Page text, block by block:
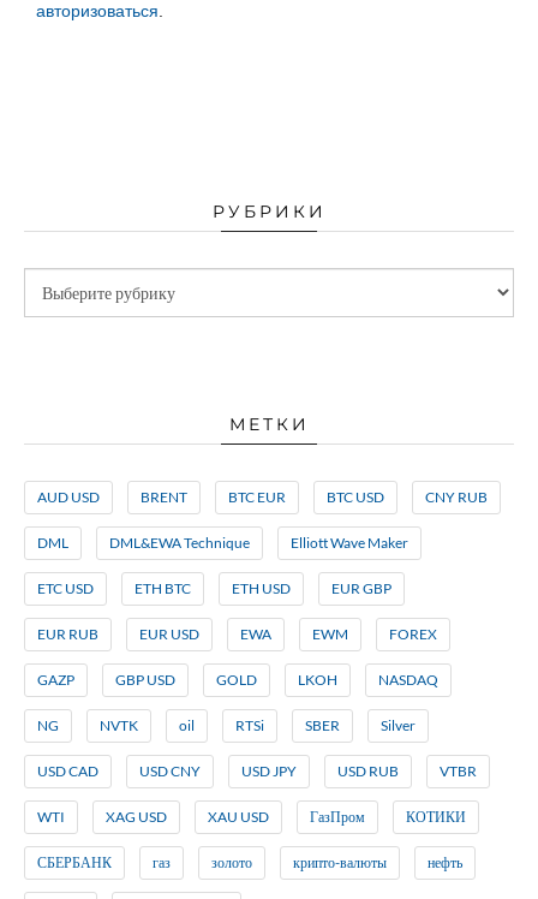
авторизоваться
РУБРИКИ
МЕТКИ
AUD USD BRENT BTC EUR BTC USD CNY RUB
DML DML&EWA Technique Elliott Wave Maker
ETC USD ETH BTC ETH USD EUR GBP
EUR RUB EUR USD EWA EWM FOREX
GAZP GBP USD GOLD LKOH NASDAQ
NG NVTK oil RTSi SBER Silver
USD CAD USD CNY USD JPY USD RUB VTBR
WTI XAG USD XAU USD ГазПром КОТИКИ
СБЕРБАНК газ золото крипто-валюты нефть